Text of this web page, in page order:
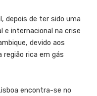
depois de ter sido uma
e internacional na crise
devido aos
região rica em gás
encontra-se no